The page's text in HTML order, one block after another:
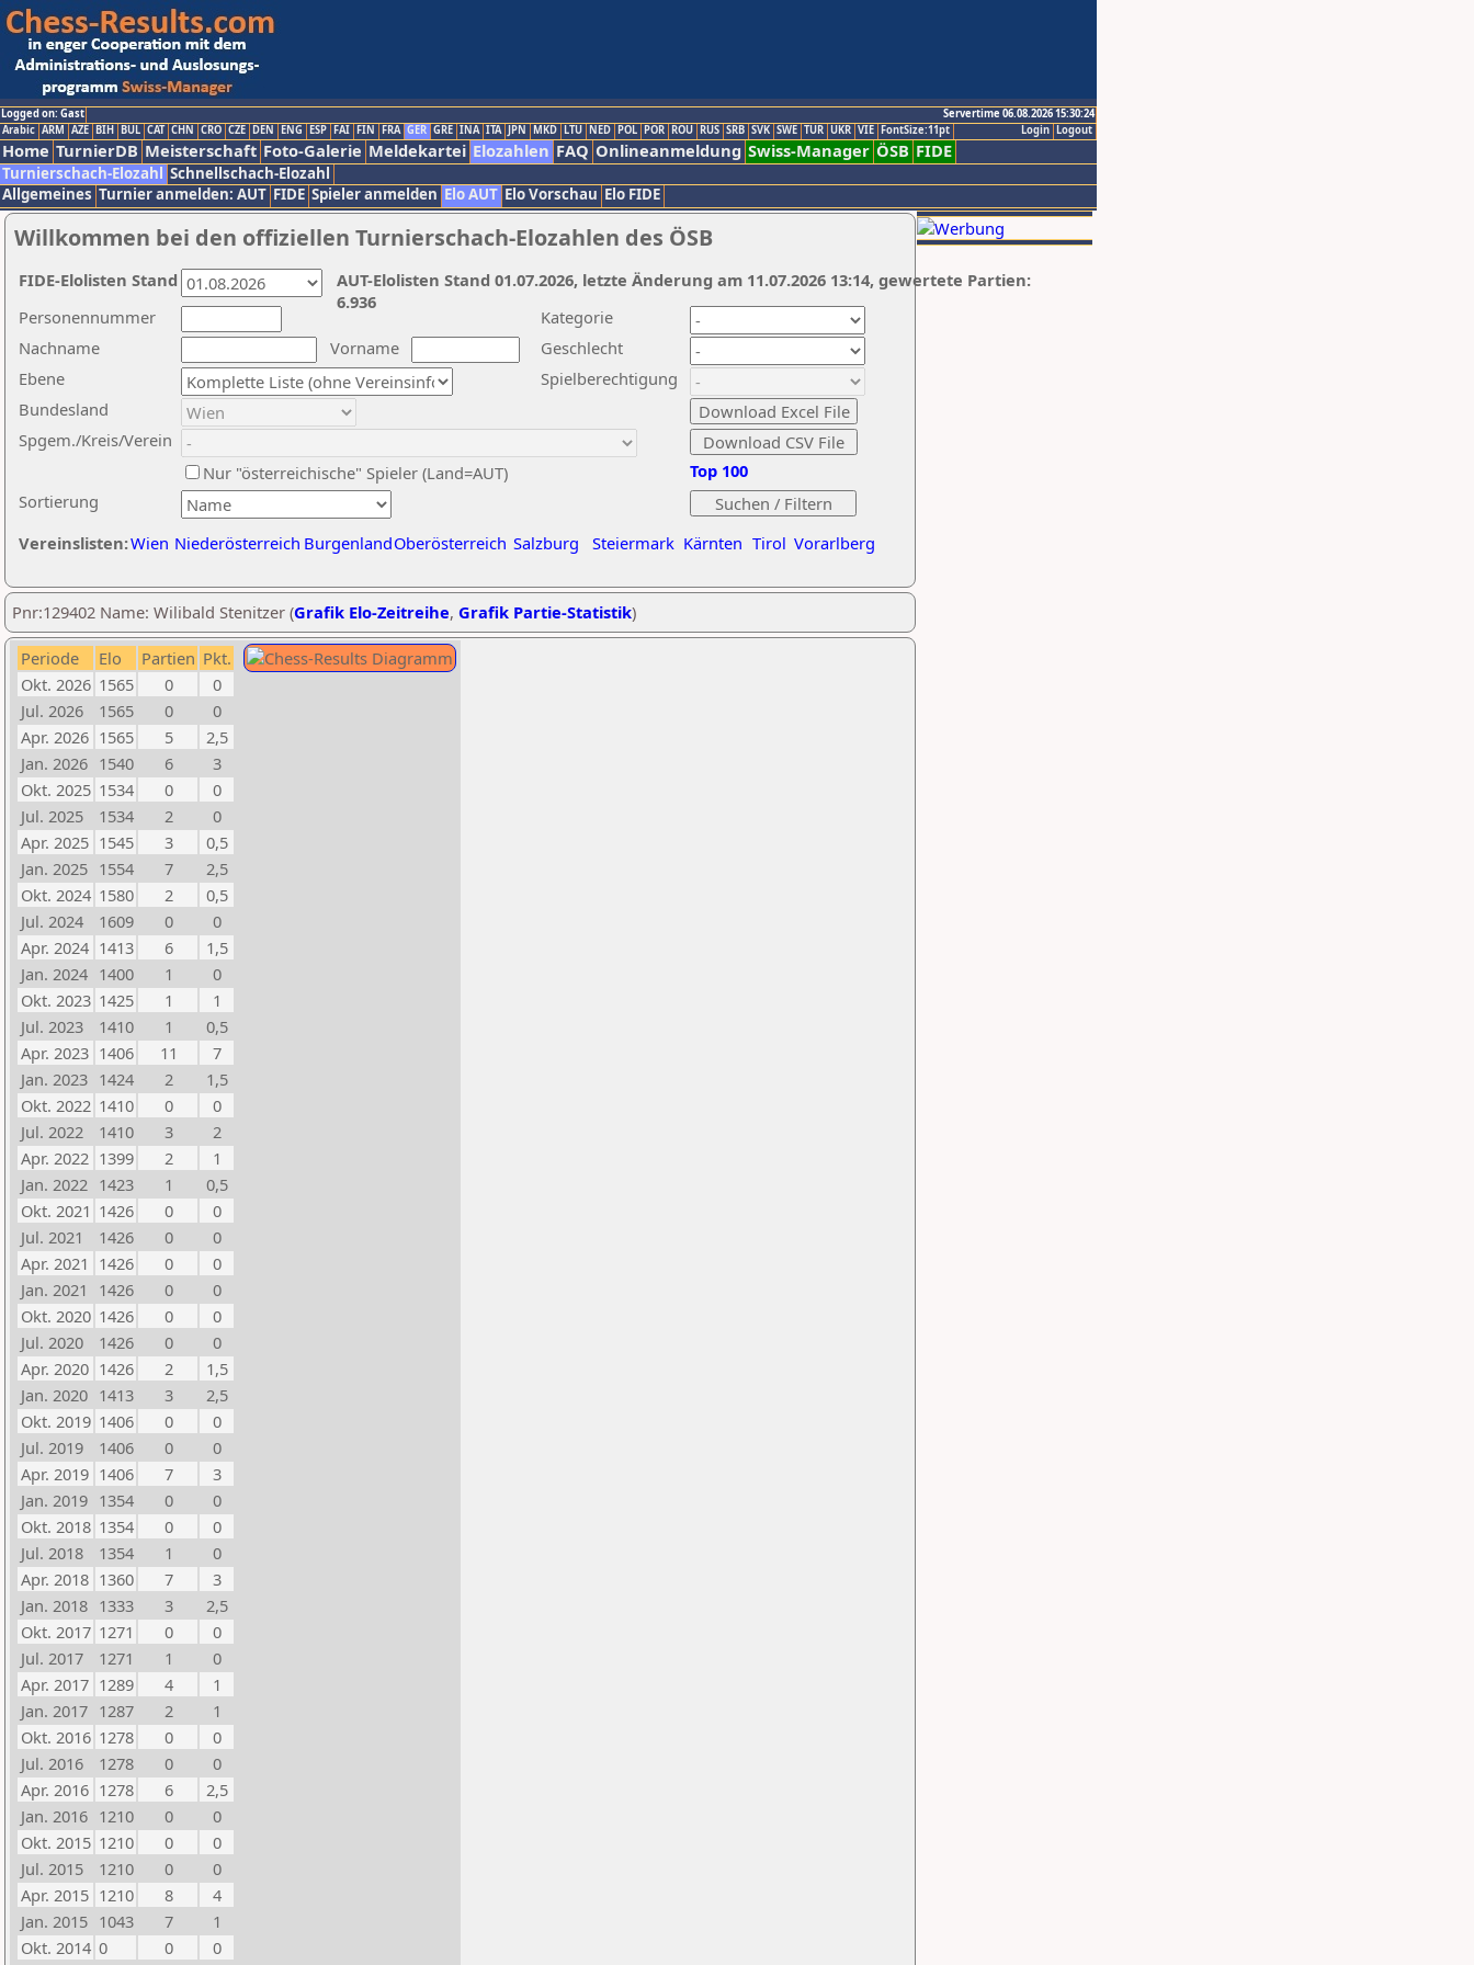
Logged on: Gast
Servertime 06.08.2026 15:30:24
Logout
Login
Arabic ARM AZE BIH BUL CAT CHN CRO CZE DEN ENG ESP FAI FIN FRA GER GRE INA ITA JPN MKD LTU NED POL POR ROU RUS SRB SVK SWE TUR UKR VIE FontSize:11pt
Home TurnierDB Meisterschaft Foto-Galerie Meldekartei Elozahlen FAQ Onlineanmeldung Swiss-Manager ÖSB FIDE
Turnierschach-Elozahl Schnellschach-Elozahl
Allgemeines Turnier anmelden: AUT FIDE Spieler anmelden Elo AUT Elo Vorschau Elo FIDE
Willkommen bei den offiziellen Turnierschach-Elozahlen des ÖSB
Nachname
Vorname
Ebene
Kategorie
Sortierung
Personennummer
Bundesland
Spgem./Kreis/Verein
Geschlecht
Nur "österreichische" Spieler (Land=AUT)
Spielberechtigung
Vereinslisten:Wien Niederösterreich BurgenlandOberösterreich Salzburg Steiermark Kärnten Tirol Vorarlberg
Top 100
AUT-Elolisten Stand 01.07.2026, letzte Änderung am 11.07.2026 13:14, gewertete Partien:
6.936
FIDE-Elolisten Stand
Pnr:129402 Name: Wilibald Stenitzer (Grafik Elo-Zeitreihe, Grafik Partie-Statistik)
Periode Elo Partien Pkt.
Okt. 2026 1565 0
0
Jul. 2026
1565 0
0
Apr. 2026 1565 5
2,5
Jan. 2026 1540 6
3
Okt. 2025 1534 0
0
Jul. 2025
1534 2
0
Apr. 2025 1545 3
0,5
Jan. 2025 1554 7
2,5
Okt. 2024 1580 2
0,5
Jul. 2024
1609 0
0
Apr. 2024 1413 6
1,5
Jan. 2024 1400 1
0
Okt. 2023 1425 1
1
Jul. 2023
1410 1
0,5
Apr. 2023 1406 11
7
Jan. 2023 1424 2
1,5
Okt. 2022 1410 0
0
Jul. 2022
1410 3
2
Apr. 2022 1399 2
1
Jan. 2022 1423 1
0,5
Okt. 2021 1426 0
0
Jul. 2021
1426 0
0
Apr. 2021 1426 0
0
Jan. 2021
1426 0
0
Okt. 2020 1426 0
0
Jul. 2020
1426 0
0
Apr. 2020 1426 2
1,5
Jan. 2020 1413 3
2,5
Okt. 2019 1406 0
0
Jul. 2019
1406 0
0
Apr. 2019 1406 7
3
Jan. 2019 1354 0
0
Okt. 2018 1354 0
0
Jul. 2018
1354 1
0
Apr. 2018 1360 7
3
Jan. 2018 1333 3
2,5
Okt. 2017 1271 0
0
Jul. 2017
1271 1
0
Apr. 2017 1289 4
1
Jan. 2017 1287 2
1
Okt. 2016 1278 0
0
Jul. 2016
1278 0
0
Apr. 2016 1278 6
2,5
Jan. 2016 1210 0
0
Okt. 2015 1210 0
0
Jul. 2015
1210 0
0
Apr. 2015 1210 8
4
Jan. 2015 1043 7
1
Okt. 2014 0 0
0